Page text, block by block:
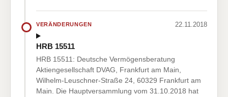
VERÄNDERUNGEN 22.11.2018
HRB 15511
HRB 15511: Deutsche Vermögensberatung
Aktiengesellschaft DVAG, Frankfurt am Main,
Wilhelm-Leuschner-Straße 24, 60329 Frankfurt am
Main. Die Hauptversammlung vom 31.10.2018 hat